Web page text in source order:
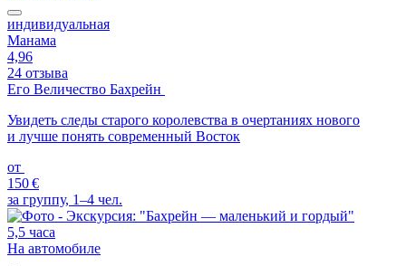
индивидуальная
Манама
4,96
24 отзыва
Его Величество Бахрейн
Увидеть следы старого королевства в очертаниях нового
и лучше понять современный Восток
от
150 €
за группу, 1–4 чел.
5,5 часа
На автомобиле